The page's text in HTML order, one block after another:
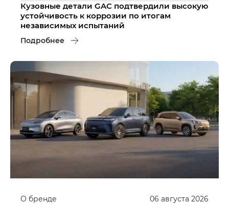
Кузовные детали GAC подтвердили высокую
устойчивость к коррозии по итогам
независимых испытаний
Подробнее
06 августа 2026
О бренде